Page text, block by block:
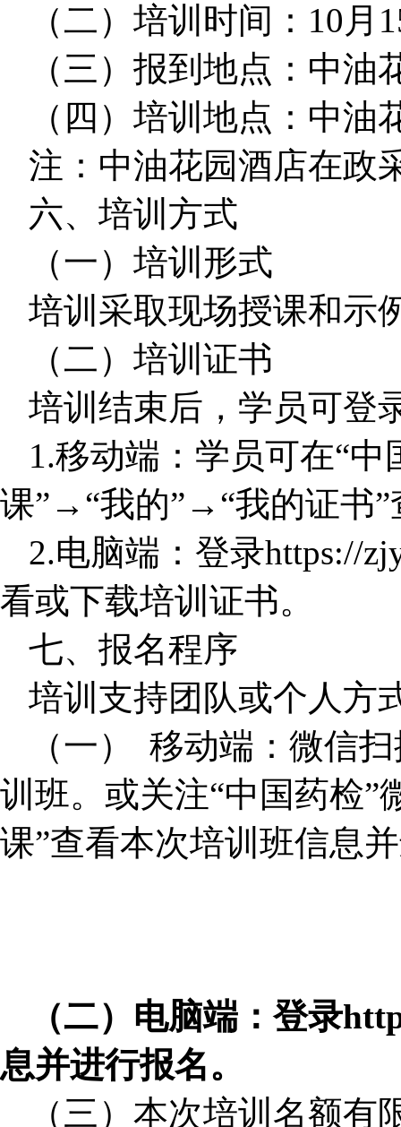
（二）培训时间：10
（三）报到地点：中油
（四）培训地点：中
注：中油花园酒店在政
六、培训方式
（一）培训形式
培训采取现场授课和示
（二）培训证书
培训结束后，学员可登
1.移动端：学员可在“
课”→“我的”→“我的证书
2.电脑端：登录https://
看或下载培训证书。
七、报名程序
培训支持团队或个人方
（一）
移动端：微信
训班。或关注“中国药检
课”查看本次培训班信息
（二）电脑端：登录
息并进行报名。
（三）本次培训名额